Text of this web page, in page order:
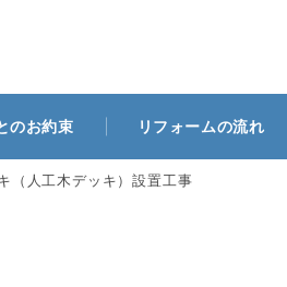
のお約束 リフォームの流れ
（人工木デッキ）設置工事